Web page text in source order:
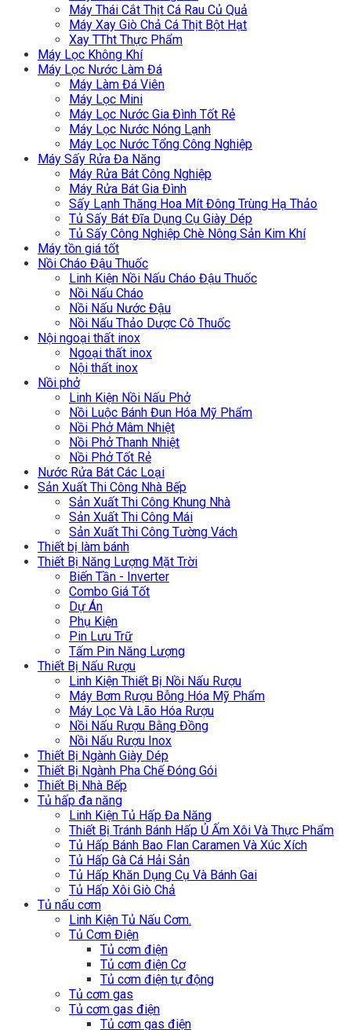
Máy Thái Cắt Thịt Cá Rau Củ Quả
Máy Xay Giò Chả Cá Thịt Bột Hạt
Xay TTht Thực Phẩm
Máy Lọc Không Khí
Máy Lọc Nước Làm Đá
Máy Làm Đá Viên
Máy Lọc Mini
Máy Lọc Nước Gia Đình Tốt Rẻ
Máy Lọc Nước Nóng Lạnh
Máy Lọc Nước Tổng Công Nghiệp
Máy Sấy Rửa Đa Năng
Máy Rửa Bát Công Nghiệp
Máy Rửa Bát Gia Đình
Sấy Lạnh Thăng Hoa Mít Đông Trùng Hạ Thảo
Tủ Sấy Bát Đĩa Dụng Cụ Giày Dép
Tủ Sấy Công Nghiệp Chè Nông Sản Kim Khí
Máy tồn giá tốt
Nồi Cháo Đậu Thuốc
Linh Kiện Nồi Nấu Cháo Đậu Thuốc
Nồi Nấu Cháo
Nồi Nấu Nước Đậu
Nồi Nấu Thảo Dược Cô Thuốc
Nội ngoại thất inox
Ngoại thất inox
Nội thất inox
Nồi phở
Linh Kiện Nồi Nấu Phở
Nồi Luộc Bánh Đun Hóa Mỹ Phẩm
Nồi Phở Mâm Nhiệt
Nồi Phở Thanh Nhiệt
Nồi Phở Tốt Rẻ
Nước Rửa Bát Các Loại
Sản Xuất Thi Công Nhà Bếp
Sản Xuất Thi Công Khung Nhà
Sản Xuất Thi Công Mái
Sản Xuất Thi Công Tường Vách
Thiết bị làm bánh
Thiết Bị Năng Lượng Mặt Trời
Biến Tần - Inverter
Combo Giá Tốt
Dự Án
Phụ Kiện
Pin Lưu Trữ
Tấm Pin Năng Lượng
Thiết Bị Nấu Rượu
Linh Kiện Thiết Bị Nồi Nấu Rượu
Máy Bơm Rượu Bỗng Hóa Mỹ Phẩm
Máy Lọc Và Lão Hóa Rượu
Nồi Nấu Rượu Bằng Đồng
Nồi Nấu Rượu Inox
Thiết Bị Ngành Giày Dép
Thiết Bị Ngành Pha Chế Đóng Gói
Thiết Bị Nhà Bếp
Tủ hấp đa năng
Linh Kiện Tủ Hấp Đa Năng
Thiết Bị Tránh Bánh Hấp Ủ Ấm Xôi Và Thực Phẩm
Tủ Hấp Bánh Bao Flan Caramen Và Xúc Xích
Tủ Hấp Gà Cá Hải Sản
Tủ Hấp Khăn Dụng Cụ Và Bánh Gai
Tủ Hấp Xôi Giò Chả
Tủ nấu cơm
Linh Kiện Tủ Nấu Cơm.
Tủ Cơm Điện
Tủ cơm điện
Tủ cơm điện Cơ
Tủ cơm điện tự động
Tủ cơm gas
Tủ cơm gas điện
Tủ cơm gas điện